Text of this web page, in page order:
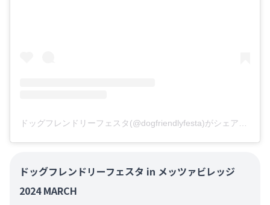
ドッグフレンドリーフェスタ in メッツァビレッジ
2024 MARCH